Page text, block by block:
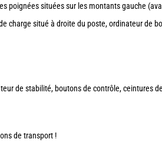
poignées situées sur les montants gauche
charge situé à droite du poste, ordinateur de
de stabilité, boutons de contrôle, ceintures
de transport !